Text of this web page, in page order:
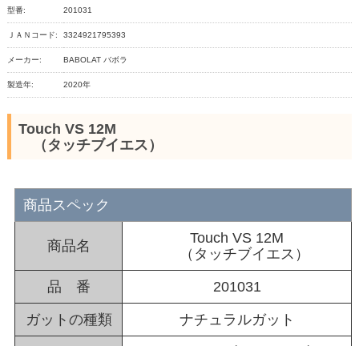
型番: 201031
ＪＡＮコード: 3324921795393
メーカー: BABOLAT バボラ
製造年: 2020年
Touch VS 12M
（タッチブイエス）
商品スペック
商品名
Touch VS 12M
（タッチブイエス）
品 番 201031
ガットの種類 ナチュラルガット